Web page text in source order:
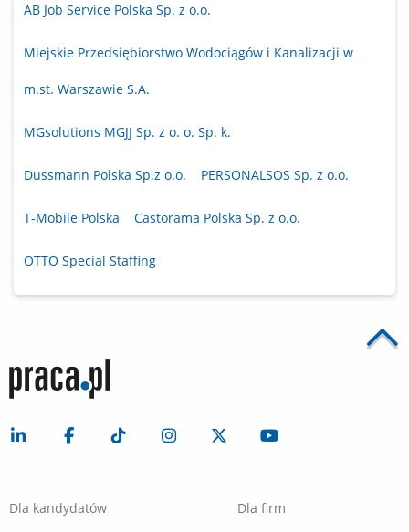
AB Job Service Polska Sp. z o.o.
Miejskie Przedsiębiorstwo Wodociągów i Kanalizacji w
m.st. Warszawie S.A.
MGsolutions MGJJ Sp. z o. o. Sp. k.
Dussmann Polska Sp.z o.o. PERSONALSOS Sp. z o.o.
T-Mobile Polska Castorama Polska Sp. z o.o.
OTTO Special Staffing
Dla kandydatów
Dla firm